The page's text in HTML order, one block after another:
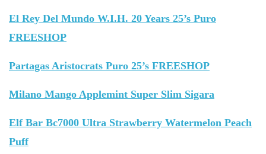
El Rey Del Mundo W.I.H. 20 Years 25’s Puro
FREESHOP
Partagas Aristocrats Puro 25’s FREESHOP
Milano Mango Applemint Super Slim Sigara
Elf Bar Bc7000 Ultra Strawberry Watermelon Peach
Puff